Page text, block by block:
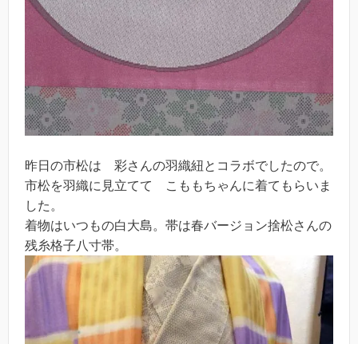
昨日の市松は 彩さんの羽織紐とコラボでしたので。
市松を羽織に見立てて こももちゃんに着てもらいま
した。
着物はいつもの白大島。帯は春バージョン捨松さんの
残糸格子八寸帯。